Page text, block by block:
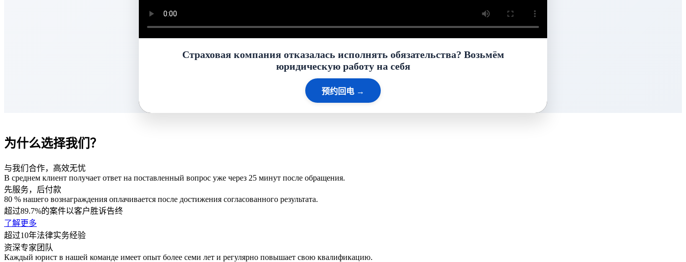
Страховая компания отказалась исполнять обязательства? Возьмём
юридическую работу на себя
预约回电 →
为什么选择我们？
与我们合作，高效无忧
В среднем клиент получает ответ на поставленный вопрос уже через 25 минут после обращения.
先服务，后付款
80 % нашего вознаграждения оплачивается после достижения согласованного результата.
超过89.7%的案件以客户胜诉告终
了解更多
超过10年法律实务经验
资深专家团队
Каждый юрист в нашей команде имеет опыт более семи лет и регулярно повышает свою квалификацию.